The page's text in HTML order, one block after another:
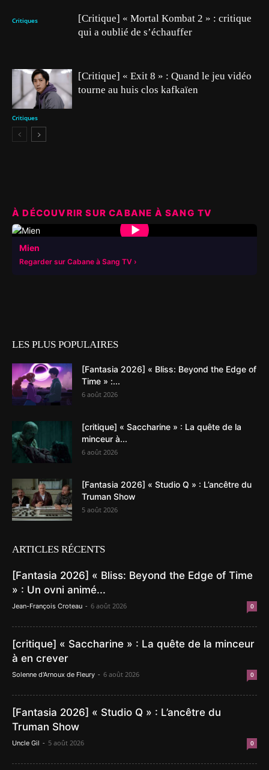
Critiques
[Critique] « Mortal Kombat 2 » : critique
qui a oublié de s’échauffer
Critiques
[Critique] « Exit 8 » : Quand le jeu vidéo
tourne au huis clos kafkaïen
À DÉCOUVRIR SUR CABANE À SANG TV
▶
Mien
Regarder sur Cabane à Sang TV
LES PLUS POPULAIRES
[Fantasia 2026] « Bliss: Beyond the Edge of
Time » :...
6 août 2026
[critique] « Saccharine » : La quête de la
minceur à...
6 août 2026
[Fantasia 2026] « Studio Q » : L’ancêtre du
Truman Show
5 août 2026
ARTICLES RÉCENTS
[Fantasia 2026] « Bliss: Beyond the Edge of Time
» : Un ovni animé...
Jean-François Croteau - 6 août 2026 0
[critique] « Saccharine » : La quête de la minceur
à en crever
Solenne d'Arnoux de Fleury - 6 août 2026 0
[Fantasia 2026] « Studio Q » : L’ancêtre du
Truman Show
Uncle Gil - 5 août 2026 0